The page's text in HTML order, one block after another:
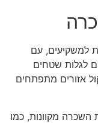
למשקיעים, עם
לגלות שטחים
אזורים מתפתחים
מקוונות, כמו